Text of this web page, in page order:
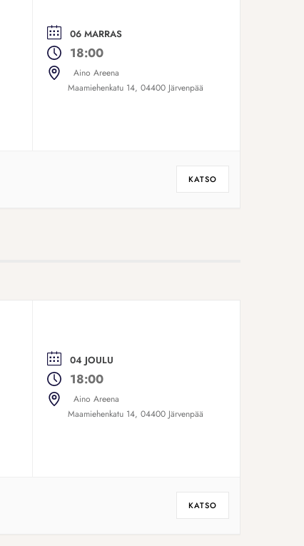
06 MARRAS
18:00
Aino Areena
Maamiehenkatu 14, 04400 Järvenpää
KATSO
04 JOULU
18:00
Aino Areena
Maamiehenkatu 14, 04400 Järvenpää
KATSO